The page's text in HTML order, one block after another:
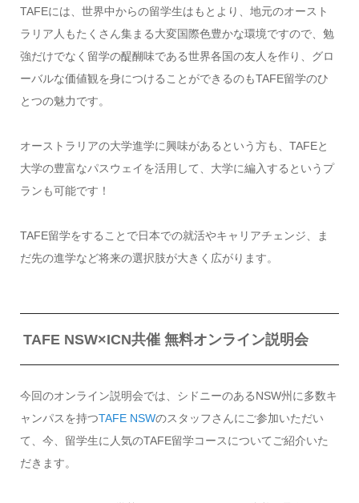
TAFEには、世界中からの留学生はもとより、地元のオースト
ラリア人もたくさん集まる大変国際色豊かな環境ですので、勉
強だけでなく留学の醍醐味である世界各国の友人を作り、グロ
ーバルな価値観を身につけることができるのもTAFE留学のひ
とつの魅力です。
オーストラリアの大学進学に興味があるという方も、TAFEと
大学の豊富なパスウェイを活用して、大学に編入するというプ
ランも可能です！
TAFE留学をすることで日本での就活やキャリアチェンジ、ま
だ先の進学など将来の選択肢が大きく広がります。
TAFE NSW×ICN共催 無料オンライン説明会
今回のオンライン説明会では、シドニーのあるNSW州に多数キ
ャンパスを持つTAFE NSWのスタッフさんにご参加いただい
て、今、留学生に人気のTAFE留学コースについてご紹介いた
だきます。